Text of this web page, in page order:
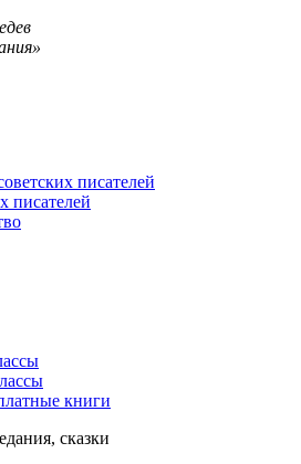
писателей
писателей
книги
сказки